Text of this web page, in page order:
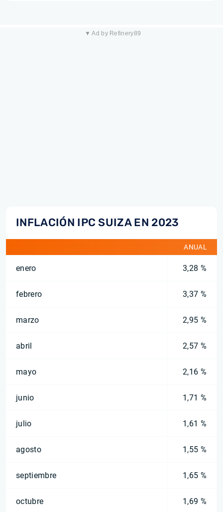
▼ Ad by Refinery89
INFLACIÓN IPC SUIZA EN 2023
ANUAL
enero 3,28 %
febrero 3,37 %
marzo 2,95 %
abril 2,57 %
mayo 2,16 %
junio 1,71 %
julio 1,61 %
agosto 1,55 %
septiembre 1,65 %
octubre 1,69 %